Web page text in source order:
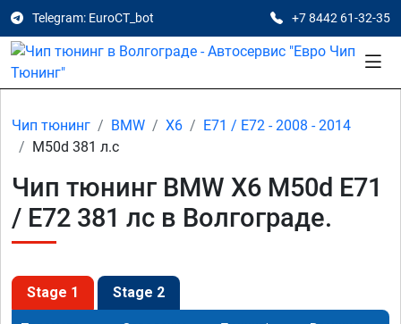
Telegram: EuroCT_bot +7 8442 61-32-35
Чип тюнинг BMW X6
E71 / E72 - 2008 - 2014
M50d 381 л.с
Чип тюнинг BMW X6 M50d E71
/ E72 381 лс в Волгограде.
Stage 1 Stage 2